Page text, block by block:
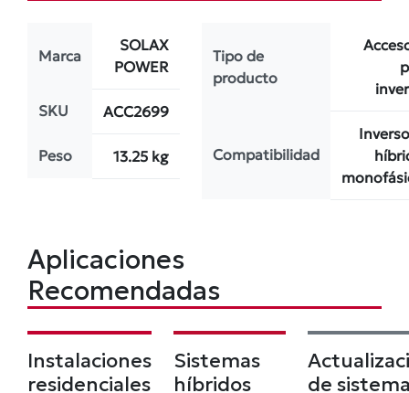
Marca
SOLAX
POWER
SKU ACC2699
Peso 13.25 kg
Tipo de
producto
Compatibilidad
Aplicaciones
Recomendadas
Instalaciones
residenciales
Sistemas
híbridos
de